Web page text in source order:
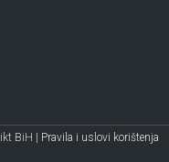
BiH | Pravila i uslovi korištenja